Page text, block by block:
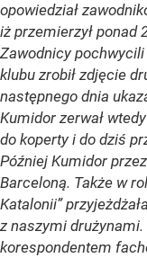
opowiedział
iż przemierzył ponad
Zawodnicy
klubu zrobił zdjęcie
następnego dnia
Kumidor zerwał
do koperty i do dziś
Później Kumidor
Barceloną. Także w
Katalonii”
z naszymi drużynami.
korespondentem